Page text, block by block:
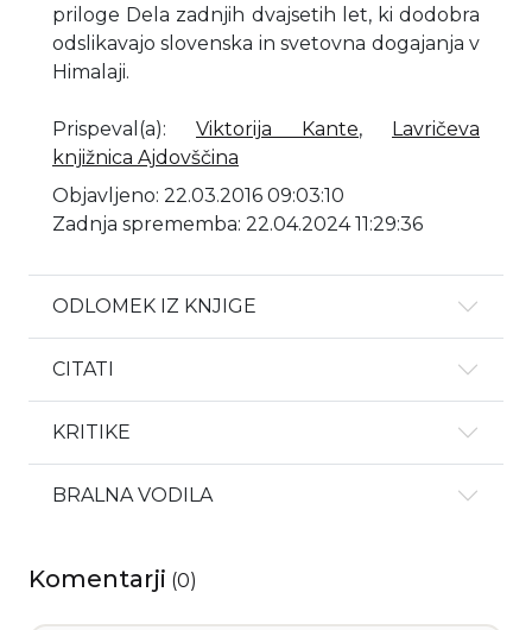
priloge Dela zadnjih dvajsetih let, ki dodobra
odslikavajo slovenska in svetovna dogajanja v
Himalaji.
Prispeval(a): Viktorija Kante, Lavričeva
knjižnica Ajdovščina
Objavljeno: 22.03.2016 09:03:10
Zadnja sprememba: 22.04.2024 11:29:36
ODLOMEK IZ KNJIGE
CITATI
KRITIKE
BRALNA VODILA
Komentarji (0)